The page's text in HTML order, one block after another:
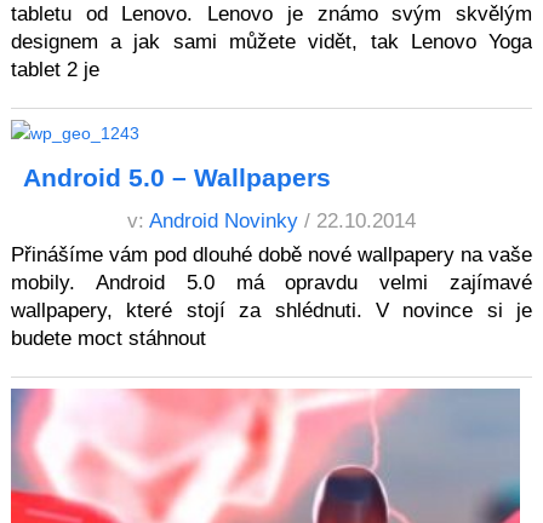
tabletu od Lenovo. Lenovo je známo svým skvělým
designem a jak sami můžete vidět, tak Lenovo Yoga
tablet 2 je
Android 5.0 – Wallpapers
v: Android Novinky / 22.10.2014
Přinášíme vám pod dlouhé době nové wallpapery na vaše
mobily. Android 5.0 má opravdu velmi zajímavé
wallpapery, které stojí za shlédnuti. V novince si je
budete moct stáhnout